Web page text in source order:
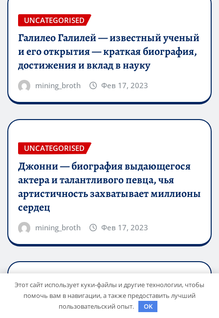
UNCATEGORISED
Галилео Галилей — известный ученый
и его открытия — краткая биография,
достижения и вклад в науку
mining_broth Фев 17, 2023
UNCATEGORISED
Джонни — биография выдающегося
актера и талантливого певца, чья
артистичность захватывает миллионы
сердец
mining_broth Фев 17, 2023
UNCATEGORISED
История жизни и творчества Елены
Этот сайт использует куки-файлы и другие технологии, чтобы
помочь вам в навигации, а также предоставить лучший
пользовательский опыт.
OK